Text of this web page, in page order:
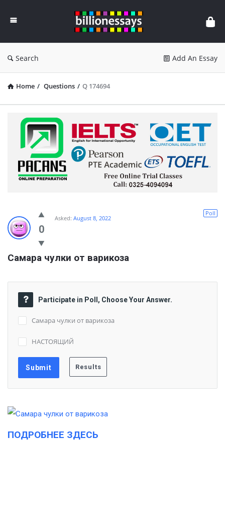
Essays
Search Add An Essay
Home / Questions / Q 174694
0
Poll
Asked: August 8, 2022
Самара чулки от варикоза
Participate in Poll, Choose Your Answer.
Самара чулки от варикоза
НАСТОЯЩИЙ
ПОДРОБНЕЕ ЗДЕСЬ